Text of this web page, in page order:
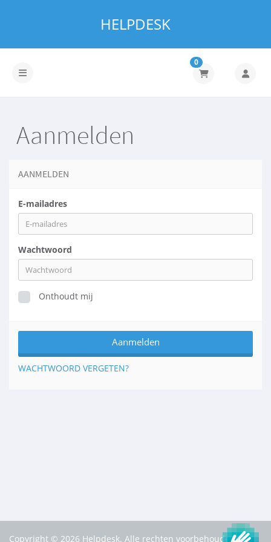
HELPDESK
Navigatie in-/uitschakelen
0
Aanmelden
AANMELDEN
E-mailadres
Wachtwoord
Onthoudt mij
WACHTWOORD VERGETEN?
Copyright © 2026 Helpdesk. Alle rechten voorbehouden.